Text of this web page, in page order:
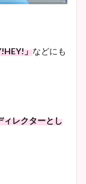
」などにも
ィレクターとし